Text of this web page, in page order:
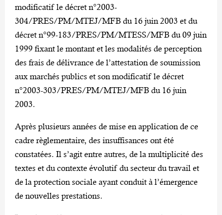
modificatif le décret n°2003-
304/PRES/PM/MTEJ/MFB du 16 juin 2003 et du
décret n°99-183/PRES/PM/MTESS/MFB du 09 juin
1999 fixant le montant et les modalités de perception
des frais de délivrance de l’attestation de soumission
aux marchés publics et son modificatif le décret
n°2003-303/PRES/PM/MTEJ/MFB du 16 juin
2003.
Après plusieurs années de mise en application de ce
cadre règlementaire, des insuffisances ont été
constatées. Il s’agit entre autres, de la multiplicité des
textes et du contexte évolutif du secteur du travail et
de la protection sociale ayant conduit à l’émergence
de nouvelles prestations.